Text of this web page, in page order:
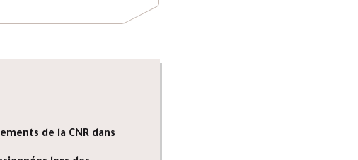
de la CNR dans